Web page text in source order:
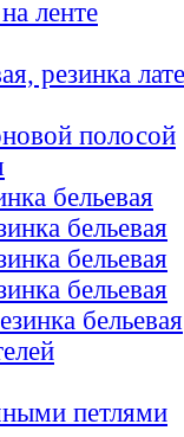
ленте
резинка
полосой
бельевая
бельевая
бельевая
бельевая
бельевая
петлями